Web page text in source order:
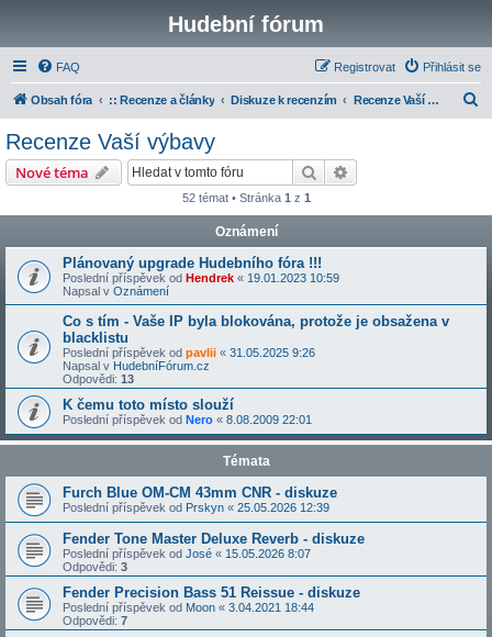
Hudební fórum
FAQ Přihlásit se
Registrovat
Obsah fóra :: Recenze a články Diskuze k recenzím Recenze Vaší výbavy
Recenze Vaší výbavy
Nové téma Hledat
52 témat • Stránka 1 z 1
Oznámení
Plánovaný upgrade Hudebního fóra !!!
Poslední příspěvek od Hendrek « 19.01.2023 10:59
Napsal v Oznámení
Co s tím - Vaše IP byla blokována, protože je obsažena v
blacklistu
Poslední příspěvek od pavlii « 31.05.2025 9:26
Napsal v HudebníFórum.cz
Odpovědi: 13
K čemu toto místo slouží
Poslední příspěvek od Nero « 8.08.2009 22:01
Témata
Furch Blue OM-CM 43mm CNR - diskuze
Poslední příspěvek od Prskyn « 25.05.2026 12:39
Fender Tone Master Deluxe Reverb - diskuze
Poslední příspěvek od José « 15.05.2026 8:07
Odpovědi: 3
Fender Precision Bass 51 Reissue - diskuze
Poslední příspěvek od Moon « 3.04.2021 18:44
Odpovědi: 7